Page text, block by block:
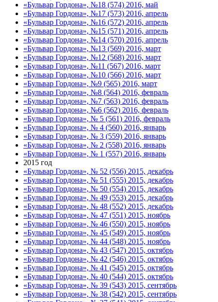
«Бульвар Гордона», №18 (574) 2016, май
«Бульвар Гордона», №17 (573) 2016, апрель
«Бульвар Гордона», №16 (572) 2016, апрель
«Бульвар Гордона», №15 (571) 2016, апрель
«Бульвар Гордона», №14 (570) 2016, апрель
«Бульвар Гордона», №13 (569) 2016, март
«Бульвар Гордона», №12 (568) 2016, март
«Бульвар Гордона», №11 (567) 2016, март
«Бульвар Гордона», №10 (566) 2016, март
«Бульвар Гордона», №9 (565) 2016, март
«Бульвар Гордона», №8 (564) 2016, февраль
«Бульвар Гордона», №7 (563) 2016, февраль
«Бульвар Гордона», №6 (562) 2016, февраль
«Бульвар Гордона», № 5 (561) 2016, февраль
«Бульвар Гордона», № 4 (560) 2016, январь
«Бульвар Гордона», № 3 (559) 2016, январь
«Бульвар Гордона», № 2 (558) 2016, январь
«Бульвар Гордона», № 1 (557) 2016, январь
2015 год
«Бульвар Гордона», № 52 (556) 2015, декабрь
«Бульвар Гордона», № 51 (555) 2015, декабрь
«Бульвар Гордона», № 50 (554) 2015, декабрь
«Бульвар Гордона», № 49 (553) 2015, декабрь
«Бульвар Гордона», № 48 (552) 2015, декабрь
«Бульвар Гордона», № 47 (551) 2015, ноябрь
«Бульвар Гордона», № 46 (550) 2015, ноябрь
«Бульвар Гордона», № 45 (549) 2015, ноябрь
«Бульвар Гордона», № 44 (548) 2015, ноябрь
«Бульвар Гордона», № 43 (547) 2015, октябрь
«Бульвар Гордона», № 42 (546) 2015, октябрь
«Бульвар Гордона», № 41 (545) 2015, октябрь
«Бульвар Гордона», № 40 (544) 2015, октябрь
«Бульвар Гордона», № 39 (543) 2015, сентябрь
«Бульвар Гордона», № 38 (542) 2015, сентябрь